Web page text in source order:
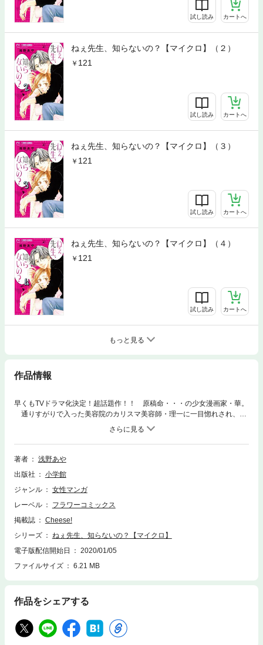
試し読み カートへ
ねぇ先生、知らないの？【マイクロ】（２）
121
試し読み カートへ
ねぇ先生、知らないの？【マイクロ】（３）
121
試し読み カートへ
ねぇ先生、知らないの？【マイクロ】（４）
121
試し読み カートへ
もっと見る
作品情報
早くもTVドラマ化決定！超話題作！！ 原稿命・・・の少女漫画家・華。
通りすがりで入った美容院のカリスマ美容師・理一に一目惚れされ、付
き合うことに！ 原稿中の既読無視は当たり前、彼女失格な華だけど、理
一はそんな華が大好きで・・・！？ 今回は理一と華の初デートのお話♪
ろくにデートしてこなかった華に、理一が仕掛けたサプライズと
は・・・？
著者
浅野あや
出版社
小学館
ジャンル
女性マンガ
レーベル
フラワーコミックス
掲載誌
Cheese!
シリーズ
ねぇ先生、知らないの？【マイクロ】
電子版配信開始日
2020/01/05
ファイルサイズ
6.21 MB
作品をシェアする